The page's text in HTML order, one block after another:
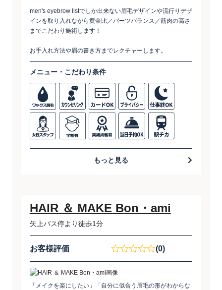
men's eyebrow listでしか出来ない眉毛デザインや流行りデザ
インを取り入れながら黄金比／パーツバランス／筋肉の高さ
までこだわり施術します！
お手入れ方法や眉の書き方までレクチャーします。
メニュー・こだわり条件
もっと見る
HAIR ＆ MAKE Bon・ami
矢上バス停より徒歩1分
お客様評価 (0)
「メイクを楽にしたい」「自分に似合う眉毛の形がわからな